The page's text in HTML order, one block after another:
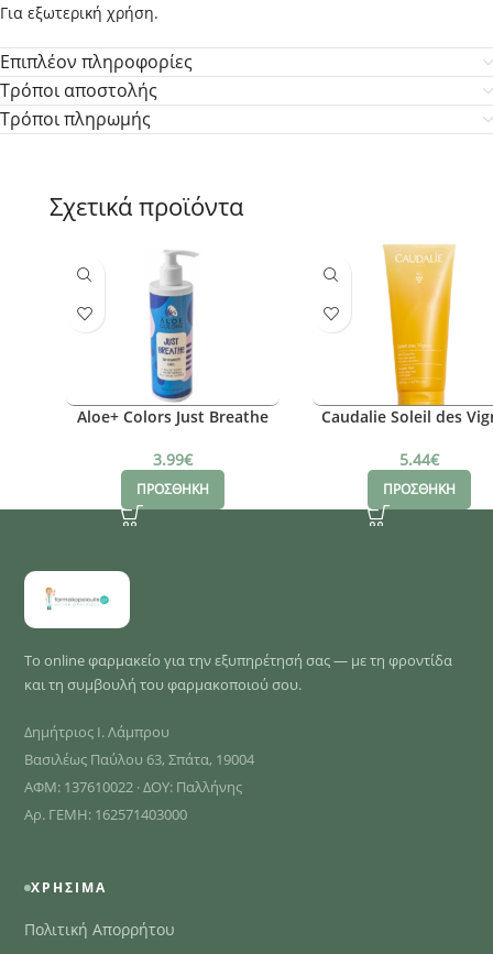
Για εξωτερική χρήση.
Επιπλέον πληροφορίες
Τρόποι αποστολής
Τρόποι πληρωμής
Σχετικά προϊόντα
Aloe+ Colors Just Breathe
3.99€
ΠΡΟΣΘΗΚΗ
Caudalie Soleil des
5.44€
ΠΡΟΣΘΗΚΗ
Το online φαρμακείο για την εξυπηρέτησή σας — με τη φροντίδα
και τη συμβουλή του φαρμακοποιού σου.
Δημήτριος Ι. Λάμπρου
Βασιλέως Παύλου 63, Σπάτα, 19004
ΑΦΜ: 137610022 · ΔΟΥ: Παλλήνης
Αρ. ΓΕΜΗ: 162571403000
ΧΡΉΣΙΜΑ
Πολιτική Απορρήτου